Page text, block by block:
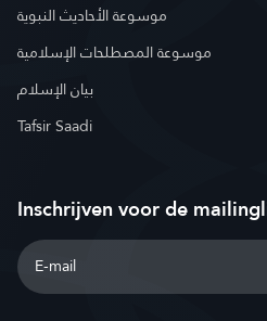
موسوعة الأحاديث النبوية
موسوعة المصطلحات الإسلامية
بيان الإسلام
Tafsir Saadi
Inschrijven voor de